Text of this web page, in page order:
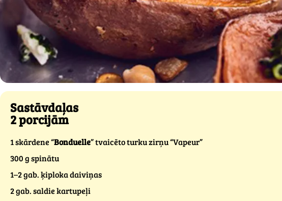
Sastāvdaļas
2 porcijām
1 skārdene “Bonduelle” tvaicēto turku zirņu “Vapeur”
300 g spinātu
1–2 gab. ķiploka daiviņas
2 gab. saldie kartupeļi